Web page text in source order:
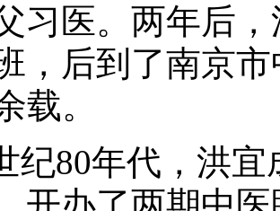
习医。两年后
，后到了南京
载。
纪80年代，洪